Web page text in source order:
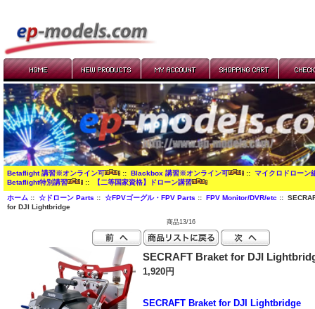
Betaflight 講習※オンライン可 :: Blackbox 講習※オンライン可 :: マイクロドローン
Betaflight特別講習
:: 【二等国家資格】ドローン講習
ホーム:: ☆ドローン Parts :: ☆FPVゴーグル・FPV Parts :: FPV Monitor/DVR/etc ::
for DJI Lightbridge
商品13/16
SECRAFT Braket for DJI
1,920円
SECRAFT Braket for DJI Lightbridge